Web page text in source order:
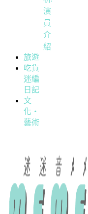
演
員
介
紹
旅遊
吃貨
迷編
日記
文
化・
藝術